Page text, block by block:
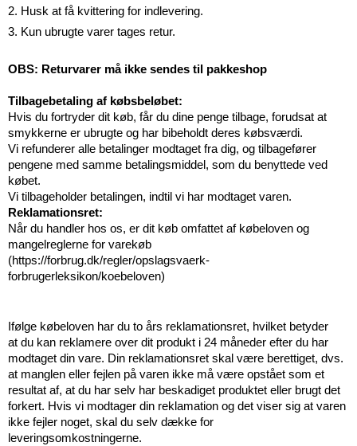
2. Husk at få kvittering for indlevering.
3. Kun ubrugte varer tages retur.
OBS: Returvarer må ikke sendes til pakkeshop
Tilbagebetaling af købsbeløbet:
Hvis du fortryder dit køb, får du dine penge tilbage, forudsat at
smykkerne er ubrugte og har bibeholdt deres købsværdi.
Vi refunderer alle betalinger modtaget fra dig, og tilbagefører
pengene med samme betalingsmiddel, som du benyttede ved
købet.
Vi tilbageholder betalingen, indtil vi har modtaget varen.
Reklamationsret:
Når du handler hos os, er dit køb omfattet af købeloven og
mangelreglerne for varekøb
(https://forbrug.dk/regler/opslagsvaerk-
forbrugerleksikon/koebeloven)
Ifølge købeloven har du to års reklamationsret, hvilket betyder
at du kan reklamere over dit produkt i 24 måneder efter du har
modtaget din vare. Din reklamationsret skal være berettiget, dvs.
at manglen eller fejlen på varen ikke må være opstået som et
resultat af, at du har selv har beskadiget produktet eller brugt det
forkert. Hvis vi modtager din reklamation og det viser sig at varen
ikke fejler noget, skal du selv dække for
leveringsomkostningerne.